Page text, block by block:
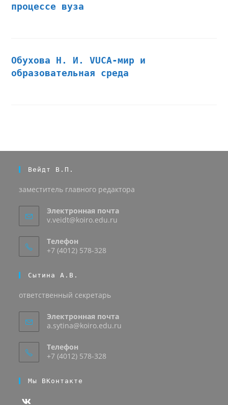
процессе вуза
Обухова Н. И. VUCA-мир и
образовательная среда
Вейдт В.П.
заместитель главного редактора
Электронная почта
v.veidt@koiro.edu.ru
Телефон
+7 (4012) 578-328
Сытина А.В.
ответственный секретарь
Электронная почта
a.sytina@koiro.edu.ru
Телефон
+7 (4012) 578-328
Мы ВКонтакте